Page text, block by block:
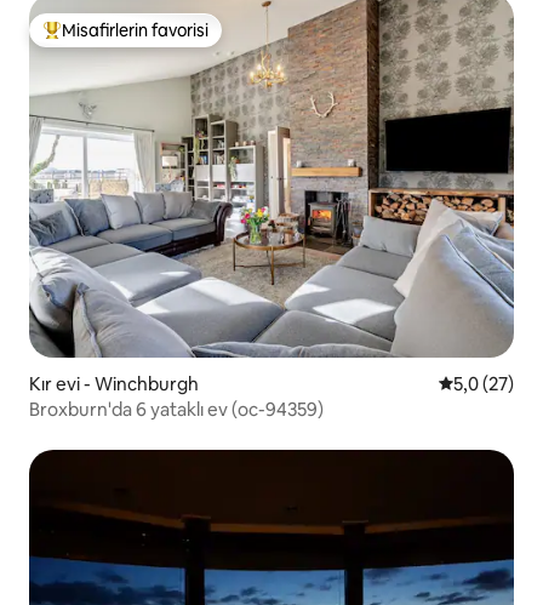
Misafirlerin favorilerinden en beğenilenler arasında
Misafirlerin favorisi
Kır evi - Winchburgh 5 üzerinden
5,0 (27)
Broxburn'da 6 yataklı ev (oc-94359)